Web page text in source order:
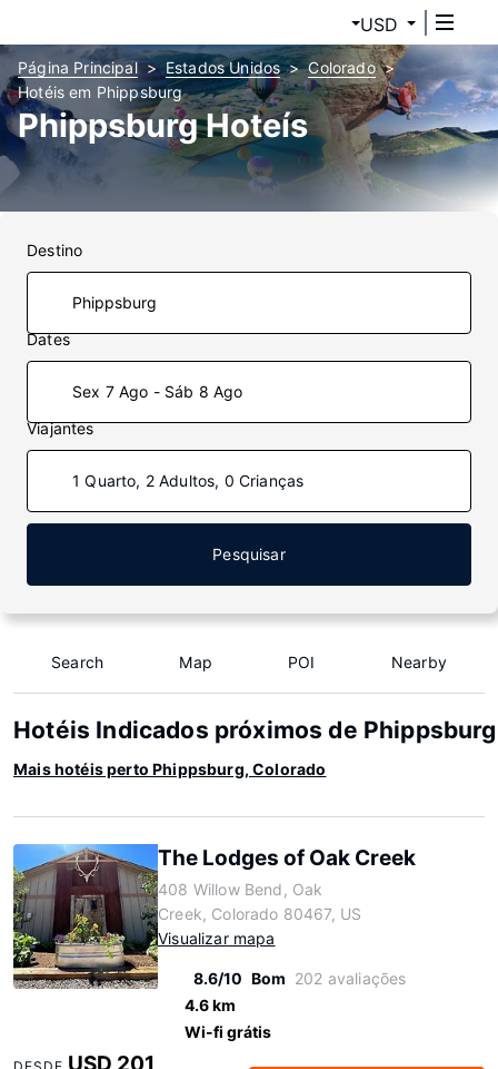
USD
Página Principal Estados Unidos
Colorado
Hotéis em Phippsburg
Phippsburg Hoteís
Destino
Dates
Sex 7 Ago - Sáb 8 Ago
Viajantes
1 Quarto, 2 Adultos, 0 Crianças
Pesquisar
Search Map POI Nearby
Hotéis Indicados próximos de
Mais hotéis perto Phippsburg, Colorado
The Lodges of Oak Creek
408 Willow Bend, Oak
Creek, Colorado 80467, US
Visualizar mapa
8.6/10 Bom 202 avaliações
4.6 km
Wi-fi grátis